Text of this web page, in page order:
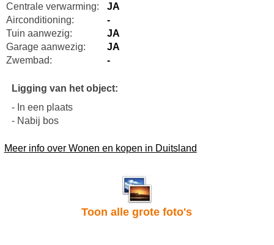
Centrale verwarming:
JA
Airconditioning:
-
Tuin aanwezig:
JA
Garage aanwezig:
JA
Zwembad:
-
Ligging van het object:
- In een plaats
- Nabij bos
Meer info over Wonen en kopen in Duitsland
Toon alle grote foto's